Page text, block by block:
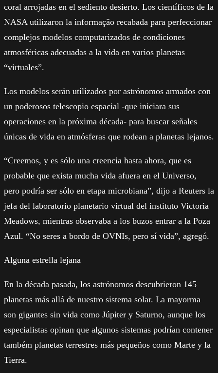
coral arrojadas en el sediento desierto. Los científicos de la
NASA utilizaron la informação recabada para perfeccionar
complejos modelos computarizados de condiciones
atmosféricas adecuadas a la vida en varios planetas
“virtuales”.
Los modelos serán utilizados por astrónomos armados con
un poderosos telescopio espacial -que iniciara sus
operaciones en la próxima década- para buscar señales
únicas de vida en atmósferas que rodean a planetas lejanos.
“Creemos, y es sólo una creencia hasta ahora, que es
probable que exista mucha vida afuera en el Universo,
pero podría ser sólo en etapa microbiana”, dijo a Reuters la
jefa del laboratorio planetario virtual del instituto Victoria
Meadows, mientras observaba a los buzos entrar a la Poza
Azul. “No seres a bordo de OVNIs, pero sí vida”, agregó.
Alguna estrella lejana
En la década pasada, los astrónomos descubrieron 145
planetas más allá de nuestro sistema solar. La mayorma
son gigantes sin vida como Júpiter y Saturno, aunque los
especialistas opinan que algunos sistemas podrían contener
também planetas terrestres más pequeños como Marte y la
Tierra.